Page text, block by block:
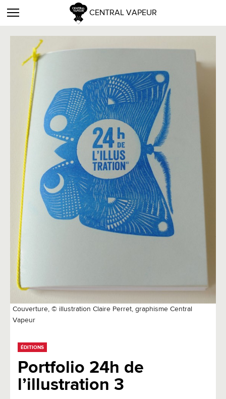
CENTRAL VAPEUR
Couverture, © illustration Claire Perret, graphisme Central
Vapeur
ÉDITIONS
Portfolio 24h de
l’illustration 3